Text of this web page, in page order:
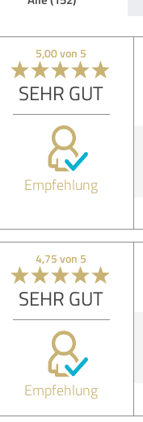
5,00 von 5
SEHR GUT
Empfehlung
4,75 von 5
SEHR GUT
Empfehlung